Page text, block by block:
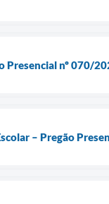
Presencial nº 070/
– Pregão